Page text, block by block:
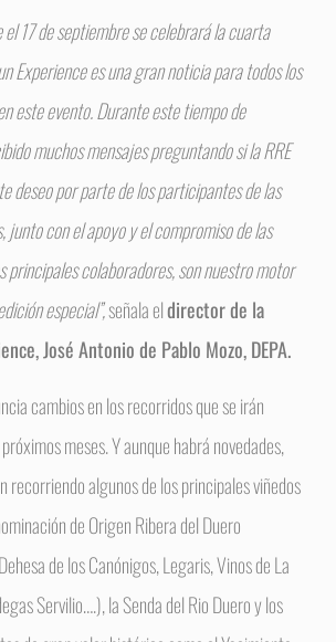
el 17 de septiembre se celebrará la cuarta
Experience es una gran noticia para todos los
este evento. Durante este tiempo de
muchos mensajes preguntando si la RRE
deseo por parte de los participantes de las
junto con el apoyo y el compromiso de las
principales colaboradores, son nuestro motor
especial”,señala eldirector de la
José Antonio de Pablo Mozo, DEPA.
cambios en los recorridos que se irán
meses. Y aunque habrá novedades,
recorriendo algunos de los principales viñedos
de Origen Ribera del Duero
de los Canónigos, Legaris, Vinos de La
Servilio….), la Senda del Rio Duero y los